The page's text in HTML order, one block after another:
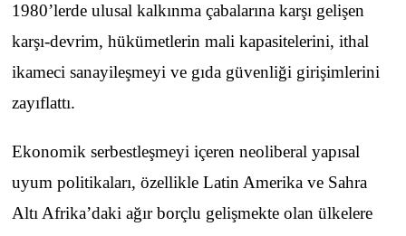
1980’lerde ulusal kalkınma çabalarına karşı gelişen
karşı-devrim, hükümetlerin mali kapasitelerini, ithal
ikameci sanayileşmeyi ve gıda güvenliği girişimlerini
zayıflattı.
Ekonomik serbestleşmeyi içeren neoliberal yapısal
uyum politikaları, özellikle Latin Amerika ve Sahra
Altı Afrika’daki ağır borçlu gelişmekte olan ülkelere